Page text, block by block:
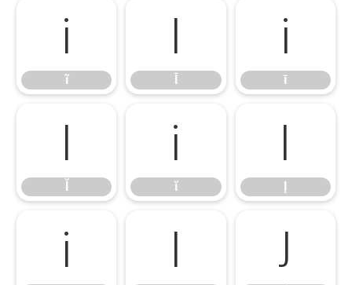
ĩ
ĩ
Ī ī
ī
Ĭ ĭ
ĭ
Į
į İ Ĵ